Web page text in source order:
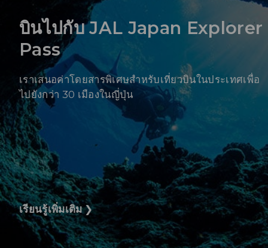
บินไปกับ JAL Japan Explorer
Pass
เราเสนอค่าโดยสารพิเศษสำหรับเที่ยวบินในประเทศเพื่อ
ไปยังกว่า 30 เมืองในญี่ปุ่น
เรียนรู้เพิ่มเติม❯